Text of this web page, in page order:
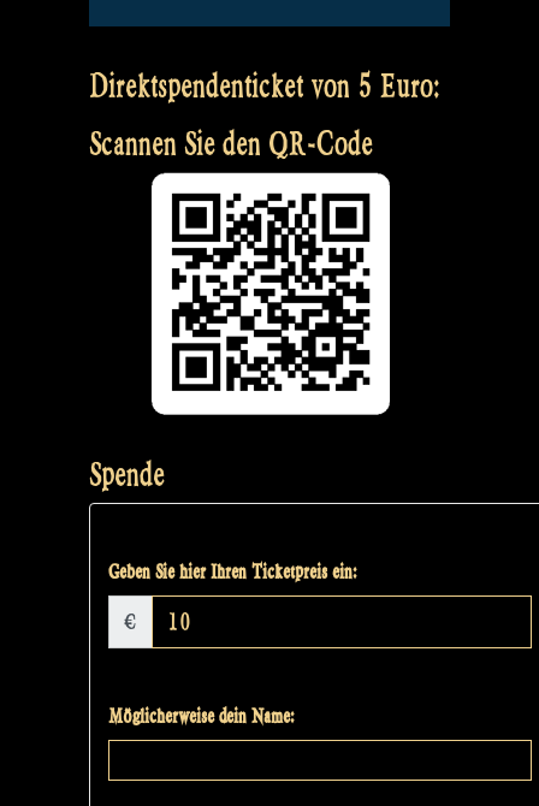
Direktspendenticket von 5 Euro:
Scannen Sie den QR-Code
Spende
Geben Sie hier Ihren Ticketpreis ein:
€
Möglicherweise dein Name: